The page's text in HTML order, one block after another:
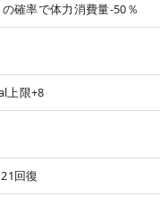
確率で体力消費量-50％
上限+8
回復